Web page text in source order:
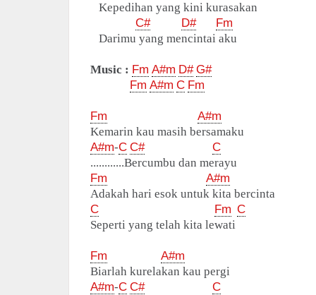
Kepedihan yang kini kurasakan
C#
D#
Fm
Darimu yang mencintai aku
Music : Fm A#m D# G#
Fm A#m C Fm
Fm
A#m
Kemarin kau masih bersamaku
A#m-C C#
C
............Bercumbu dan merayu
Fm
A#m
Adakah hari esok untuk kita bercinta
C
Fm C
Seperti yang telah kita lewati
Fm
A#m
Biarlah kurelakan kau pergi
A#m-C C#
C